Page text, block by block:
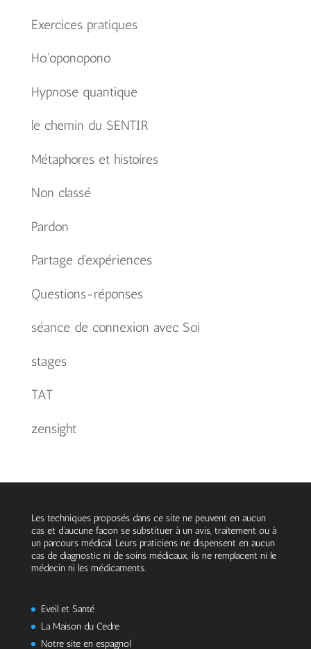
Exercices pratiques
Ho'oponopono
Hypnose quantique
le chemin du SENTIR
Métaphores et histoires
Non classé
Pardon
Partage d'expériences
Questions-réponses
séance de connexion avec Soi
stages
TAT
zensight
Les techniques proposés dans ce site ne peuvent en aucun
cas et d’aucune façon se substituer à un avis, traitement ou à
un parcours médical. Leurs praticiens ne dispensent en aucun
cas de diagnostic ni de soins médicaux, ils ne remplacent ni le
médecin ni les médicaments.
Eveil et Santé
La Maison du Cedre
Notre site en espagnol